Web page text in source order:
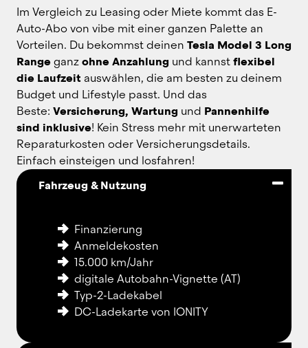
Im Vergleich zu Leasing oder Miete kommt das E-
Auto-Abo von vibe mit einer ganzen Palette an
Vorteilen. Du bekommst deinen Tesla Model 3 Long
Range ganz ohne Anzahlung und kannst flexibel
die Laufzeit auswählen, die am besten zu deinem
Budget und Lifestyle passt. Und das
Beste: Versicherung, Wartung und Pannenhilfe
sind inklusive! Kein Stress mehr mit unerwarteten
Reparaturkosten oder Versicherungsdetails.
Einfach einsteigen und losfahren!
Fahrzeug & Nutzung
Finanzierung
Anmeldekosten
15.000 km/Jahr
digitale Autobahn-Vignette (AT)
Typ-2-Ladekabel
DC-Ladekarte von IONITY